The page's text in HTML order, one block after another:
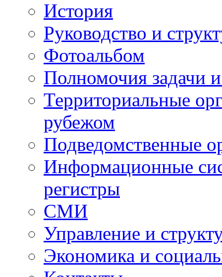
История
Руководство и
Фотоальбом
Полномочия задачи
Территориальные
рубежом
Подведомственные
Информационные
регистры
СМИ
Управление и
Экономика и